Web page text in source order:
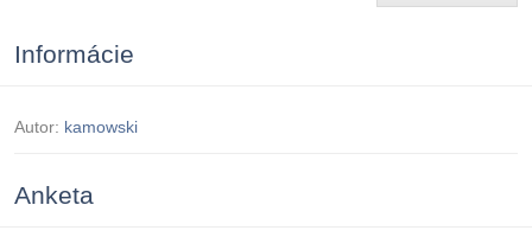
Informácie
Autor: kamowski
Anketa